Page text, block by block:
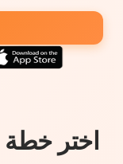
اختر خطة